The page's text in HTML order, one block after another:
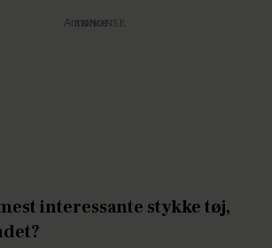
Annonce
interessante stykke tøj,